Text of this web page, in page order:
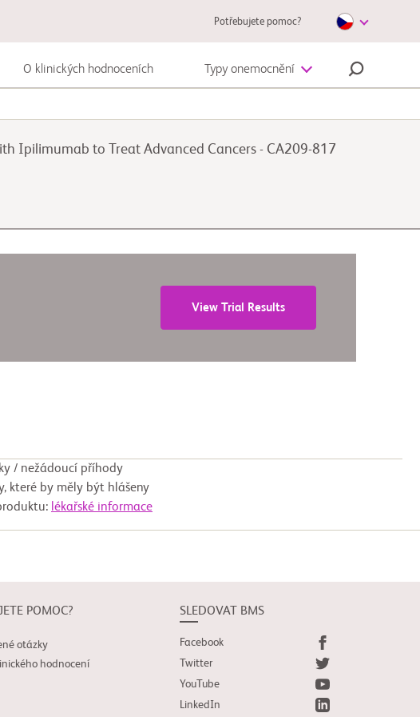
Potřebujete pomoc?
O klinických hodnoceních Typy onemocnění
Ipilimumab to Treat Advanced Cancers - CA209-817
View Trial Results
/ nežádoucí příhody
které by měly být hlášeny
lékařské informace
POMOC?
otázky
hodnocení
SLEDOVAT BMS
Facebook
Twitter
YouTube
LinkedIn